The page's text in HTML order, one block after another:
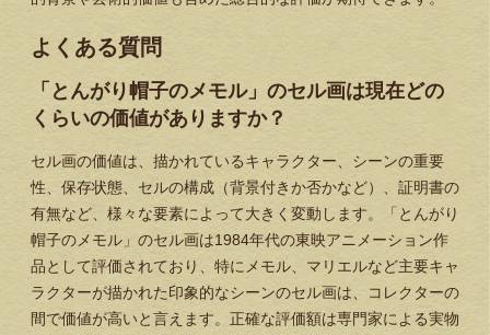
よくある質問
「とんがり帽子のメモル」のセル画は現在どの
くらいの価値がありますか？
セル画の価値は、描かれているキャラクター、シーンの重要
性、保存状態、セルの構成（背景付きか否かなど）、証明書の
有無など、様々な要素によって大きく変動します。「とんがり
帽子のメモル」のセル画は1984年代の東映アニメーション作
品として評価されており、特にメモル、マリエルなど主要キャ
ラクターが描かれた印象的なシーンのセル画は、コレクターの
間で価値が高いと言えます。正確な評価額は専門家による実物